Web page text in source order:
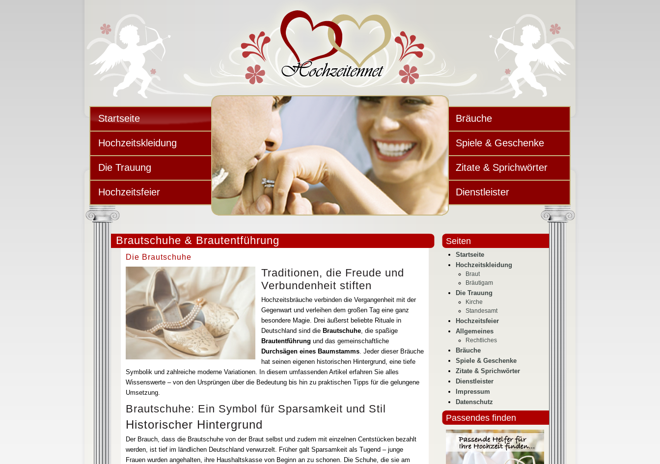
Startseite
Hochzeitskleidung
Die Trauung
Hochzeitsfeier
Bräuche
Spiele & Geschenke
Zitate & Sprichwörter
Dienstleister
Brautschuhe & Brautentführung
Die Brautschuhe
Traditionen, die Freude und
Verbundenheit stiften
Hochzeitsbräuche verbinden die Vergangenheit mit der
Gegenwart und verleihen dem großen Tag eine ganz
besondere Magie. Drei äußerst beliebte Rituale in
Deutschland sind die Brautschuhe, die spaßige
Brautentführung und das gemeinschaftliche
Durchsägen eines Baumstamms. Jeder dieser Bräuche
hat seinen eigenen historischen Hintergrund, eine tiefe
Symbolik und zahlreiche moderne Variationen. In diesem umfassenden Artikel erfahren Sie alles
Wissenswerte – von den Ursprüngen über die Bedeutung bis hin zu praktischen Tipps für die gelungene
Umsetzung.
Brautschuhe: Ein Symbol für Sparsamkeit und Stil
Historischer Hintergrund
Der Brauch, dass die Brautschuhe von der Braut selbst und zudem mit einzelnen Centstücken bezahlt
werden, ist tief im ländlichen Deutschland verwurzelt. Früher galt Sparsamkeit als Tugend – junge
Frauen wurden angehalten, ihre Haushaltskasse von Beginn an zu schonen. Die Schuhe, die sie am
Seiten
Startseite
Hochzeitskleidung
Braut
Bräutigam
Die Trauung
Kirche
Standesamt
Hochzeitsfeier
Allgemeines
Rechtliches
Bräuche
Spiele & Geschenke
Zitate & Sprichwörter
Dienstleister
Impressum
Datenschutz
Passendes finden